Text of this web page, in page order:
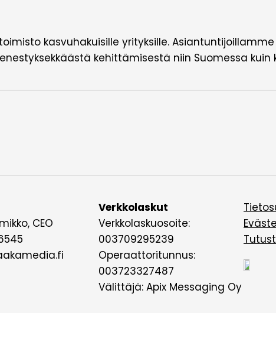
kasvuhakuisille yrityksille.
kehittämisestä niin Suomessa kuin
CEO
Verkkolaskut
Verkkolaskuosoite:
003709295239
Operaattoritunnus:
003723327487
Välittäjä: Apix Messaging Oy